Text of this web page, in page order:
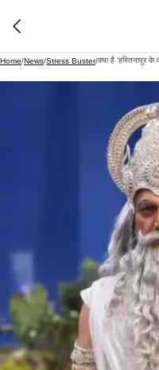
Home/News/Stress Buster/